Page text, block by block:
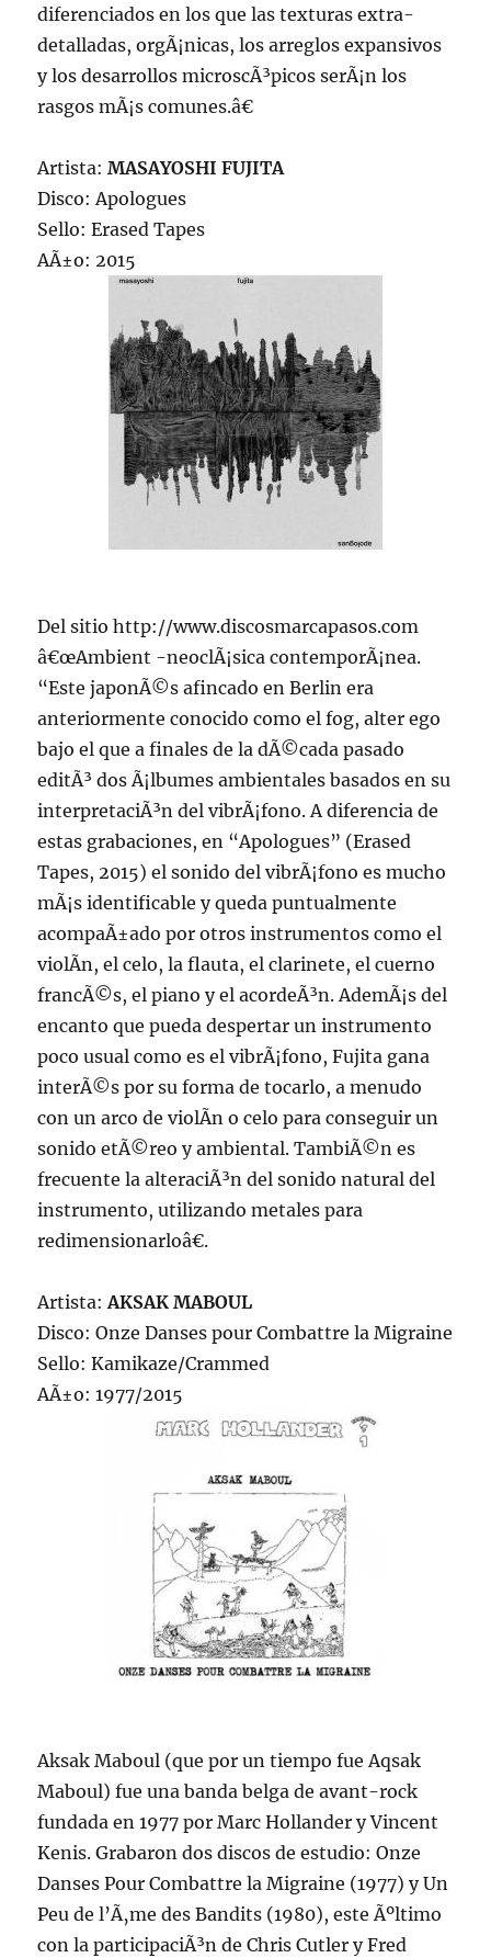
diferenciados en los que las texturas extra-
detalladas, orgÃ¡nicas, los arreglos expansivos
y los desarrollos microscÃ³picos serÃ¡n los
rasgos mÃ¡s comunes.â€
Artista:MASAYOSHI FUJITA
Disco: Apologues
Sello: Erased Tapes
AÃ±o: 2015
Del sitio http://www.discosmarcapasos.com
â€œAmbient -neoclÃ¡sica contemporÃ¡nea.
“Este japonÃ©s afincado en Berlin era
anteriormente conocido como el fog, alter ego
bajo el que a finales de la dÃ©cada pasado
editÃ³ dos Ã¡lbumes ambientales basados en su
interpretaciÃ³n del vibrÃ¡fono. A diferencia de
estas grabaciones, en “Apologues” (Erased
Tapes, 2015) el sonido del vibrÃ¡fono es mucho
mÃ¡s identificable y queda puntualmente
acompaÃ±ado por otros instrumentos como el
violÃ­n, el celo, la flauta, el clarinete, el cuerno
francÃ©s, el piano y el acordeÃ³n. AdemÃ¡s del
encanto que pueda despertar un instrumento
poco usual como es el vibrÃ¡fono, Fujita gana
interÃ©s por su forma de tocarlo, a menudo
con un arco de violÃ­n o celo para conseguir un
sonido etÃ©reo y ambiental. TambiÃ©n es
frecuente la alteraciÃ³n del sonido natural del
instrumento, utilizando metales para
redimensionarloâ€.
Artista:AKSAK MABOUL
Disco: Onze Danses pour Combattre la Migraine
Sello: Kamikaze/Crammed
AÃ±o: 1977/2015
Aksak Maboul (que por un tiempo fue Aqsak
Maboul) fue una banda belga de avant-rock
fundada en 1977 por Marc Hollander y Vincent
Kenis. Grabaron dos discos de estudio: Onze
Danses Pour Combattre la Migraine (1977) y Un
Peu de l’Ã‚me des Bandits (1980), este Ãºltimo
con la participaciÃ³n de Chris Cutler y Fred